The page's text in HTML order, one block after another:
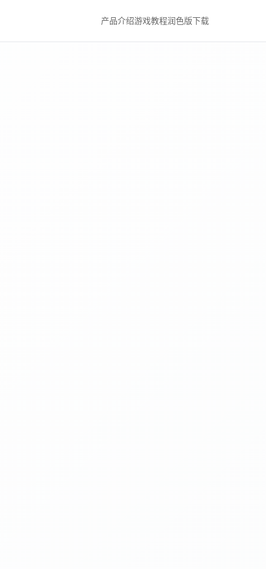
产品介绍游戏教程润色版下载